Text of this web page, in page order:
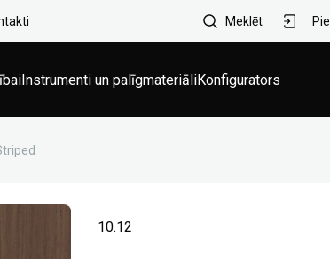
Meklēt
Instrumenti un palīgmateriāliKonfigurators
10.12